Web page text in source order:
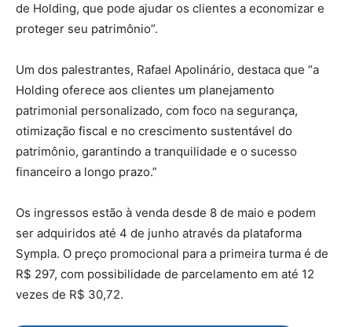
de Holding, que pode ajudar os clientes a economizar e
proteger seu patrimônio”.
Um dos palestrantes, Rafael Apolinário, destaca que “a
Holding oferece aos clientes um planejamento
patrimonial personalizado, com foco na segurança,
otimização fiscal e no crescimento sustentável do
patrimônio, garantindo a tranquilidade e o sucesso
financeiro a longo prazo.”
Os ingressos estão à venda desde 8 de maio e podem
ser adquiridos até 4 de junho através da plataforma
Sympla. O preço promocional para a primeira turma é de
R$ 297, com possibilidade de parcelamento em até 12
vezes de R$ 30,72.